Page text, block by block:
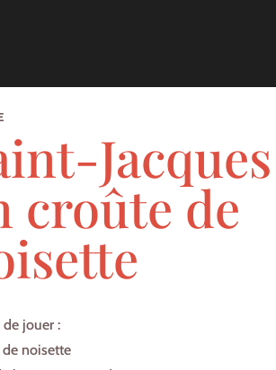
Jacques
croûte de
jouer :
noisette